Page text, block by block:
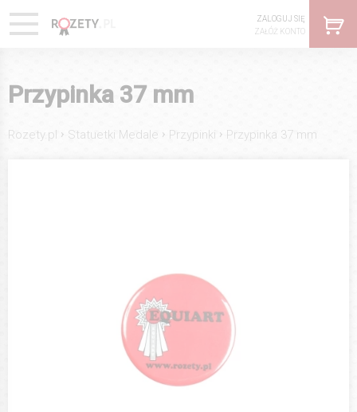
ZALOGUJ SIĘ
ZAŁÓŻ KONTO
Przypinka 37 mm
Rozety.pl › Statuetki Medale › Przypinki › Przypinka 37 mm